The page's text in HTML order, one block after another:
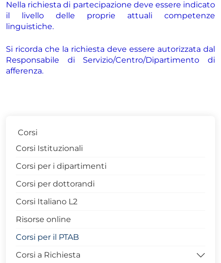
Nella richiesta di partecipazione deve essere indicato
il livello delle proprie attuali competenze
linguistiche.
Si ricorda che la richiesta deve essere autorizzata dal
Responsabile di Servizio/Centro/Dipartimento di
afferenza.
Corsi
Corsi Istituzionali
Corsi per i dipartimenti
Corsi per dottorandi
Corsi Italiano L2
Risorse online
Corsi per il PTAB
Corsi a Richiesta